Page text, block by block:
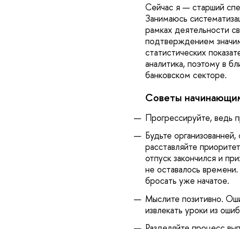
Сейчас я — старший
Занимаюсь
рамках деятельности
подтверждением
статистических
аналитика, поэтому в
банковском секторе.
Советы
Прогрессируйте, ведь
Будьте
расставляйте
отпуск закончился и
не оставалось
бросать уже начатое.
Мыслите позитивно.
извлекать уроки из